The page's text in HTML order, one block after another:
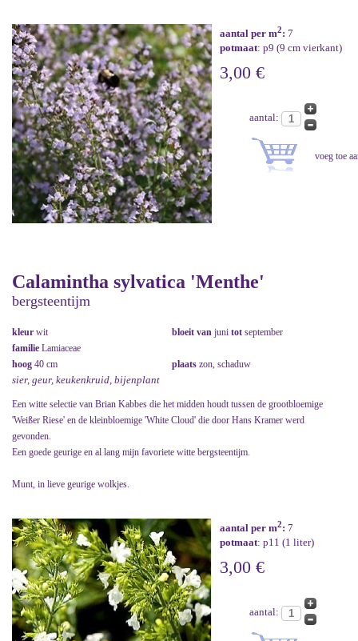
aantal per m2: 7
potmaat: p9 (9 cm vierkant)
3,00 €
aantal:
Calamintha sylvatica 'Menthe'
bergsteentijm
kleur wit bloeit van juni tot september
familie Lamiaceae
hoog 40 cm plaats zon, schaduw
sier, geur, keukenkruid, bijenplant
Een witte selectie van Brian Kabbes die het midden houdt tussen de grootbloemige
'Weißer Riese' en de kleinbloemige 'White Cloud' die door Hans Kramer werd
gevonden.
Een goede geurige en al lang mijn favoriete witte bergsteentijm.
Munt, in lieve geurige wolkjes.
aantal per m2: 7
potmaat: p11 (1 liter)
3,00 €
aantal: